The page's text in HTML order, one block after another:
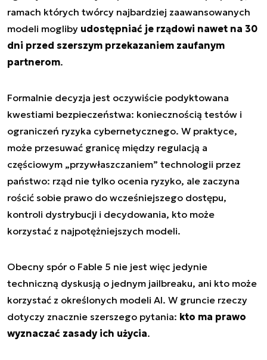
ramach których twórcy najbardziej zaawansowanych
modeli mogliby udostępniać je rządowi nawet na 30
dni przed szerszym przekazaniem zaufanym
partnerom.
Formalnie decyzja jest oczywiście podyktowana
kwestiami bezpieczeństwa: koniecznością testów i
ograniczeń ryzyka cybernetycznego. W praktyce,
może przesuwać granicę między regulacją a
częściowym „przywłaszczaniem” technologii przez
państwo: rząd nie tylko ocenia ryzyko, ale zaczyna
rościć sobie prawo do wcześniejszego dostępu,
kontroli dystrybucji i decydowania, kto może
korzystać z najpotężniejszych modeli.
Obecny spór o Fable 5 nie jest więc jedynie
techniczną dyskusją o jednym jailbreaku, ani kto może
korzystać z określonych modeli AI. W gruncie rzeczy
dotyczy znacznie szerszego pytania: kto ma prawo
wyznaczać zasady ich użycia.